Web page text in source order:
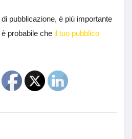
pubblicazione, è più importante
probabile che il tuo pubblico